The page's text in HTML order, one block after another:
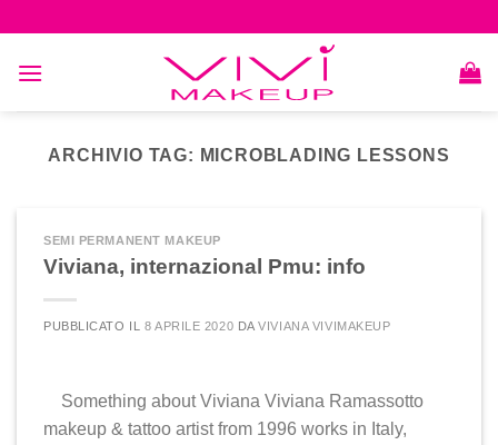
content
ARCHIVIO TAG: MICROBLADING LESSONS
SEMI PERMANENT MAKEUP
Viviana, internazional Pmu: info
PUBBLICATO IL 8 APRILE 2020 DAVIVIANA VIVIMAKEUP
Something about Viviana Viviana Ramassotto
makeup & tattoo artist from 1996 works in Italy,